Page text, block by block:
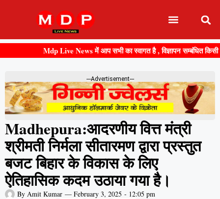
Mdp Live News में आप सभी का स्वागत है , विज्ञापन सम्बंधित किसी भी
---Advertisement---
Madhepura:आदरणीय वित्त मंत्री
श्रीमती निर्मला सीतारमण द्वारा प्रस्तुत
बजट बिहार के विकास के लिए
ऐतिहासिक कदम उठाया गया है।
By Amit Kumar — February 3, 2025 - 12:05 pm